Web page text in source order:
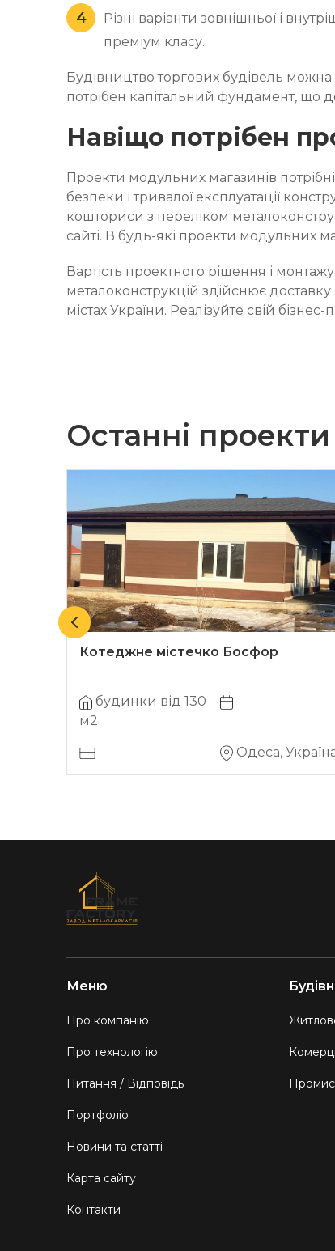
Різні варіанти зовнішньої і
преміум класу.
Будівництво торгових будівель
потрібен капітальний фундамент, що
Навіщо потрібен
Проекти модульних магазинів
безпеки і тривалої експлуатації
кошториси з переліком
сайті. В будь-які проекти модульних
Вартість проектного рішення і
металоконструкцій здійснює
містах України. Реалізуйте свій
Останні проекти
Котеджне містечко Босфор
будинки від 130
м2
Одеса,
Меню
Про компанію
Про технологію
Питання / Відповідь
Портфоліо
Новини та статті
Карта сайту
Контакти